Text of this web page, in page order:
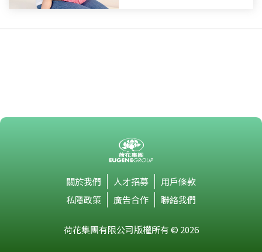
關於我們 人才招募
用戶條款
私隱政策
廣告合作 聯絡我們
荷花集團有限公司版權所有 © 2026